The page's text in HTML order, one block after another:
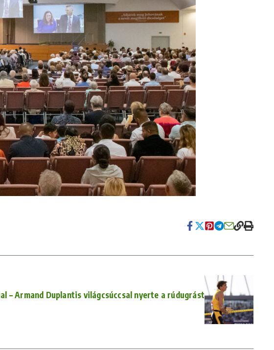
– Armand Duplantis világcsúccsal nyerte a rúdugrást